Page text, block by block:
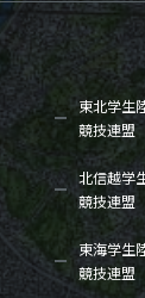
東北学生
競技連盟
北信越学
競技連盟
東海学生
競技連盟